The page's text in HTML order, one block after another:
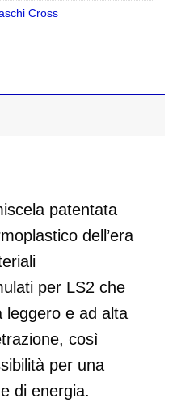
Cross
patentata
dell’era
per LS2 che
leggero e ad alta
così
per una
di energia.